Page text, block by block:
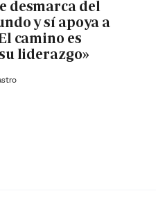
desmarca del
y sí apoya a
camino es
liderazgo»